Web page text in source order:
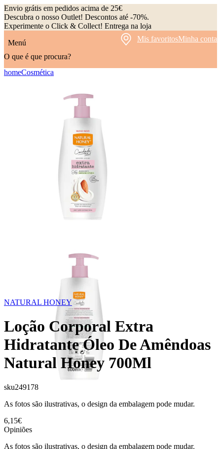
Envio grátis em pedidos acima de 25€
Descubra o nosso Outlet! Descontos até -70%.
Experimente o Click & Collect! Entrega na loja
Menú
Mis favoritosMinha conta
O que é que procura?
homeCosmética
NATURAL HONEY
Loção Corporal Extra
Hidratante Óleo De Amêndoas
Natural Honey 700Ml
sku249178
As fotos são ilustrativas, o design da embalagem pode mudar.
6,15€
Opiniões
As fotos são ilustrativas, o design da embalagem pode mudar.